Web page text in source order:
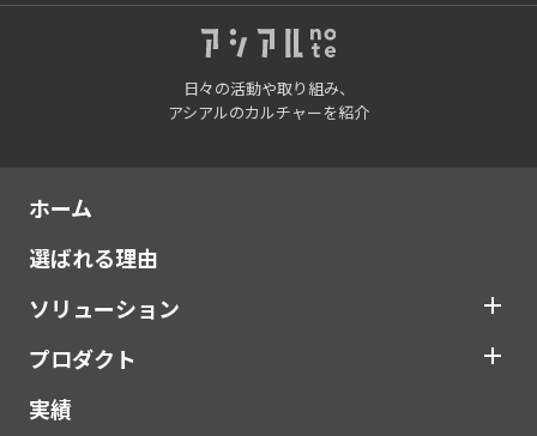
日々の活動や取り組み、
アシアルのカルチャーを紹介
ホーム
選ばれる理由
ソリューション
プロダクト
実績